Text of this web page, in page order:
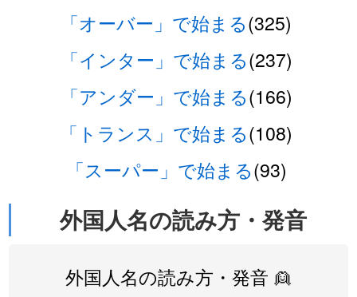
「オーバー」で始まる(325)
「インター」で始まる(237)
「アンダー」で始まる(166)
「トランス」で始まる(108)
「スーパー」で始まる(93)
外国人名の読み方・発音
外国人名の読み方・発音 👱